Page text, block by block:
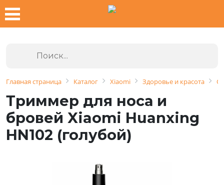
Главная страница Каталог Xiaomi Здоровье и красота
Триммер для носа и
бровей Xiaomi Huanxing
HN102 (голубой)